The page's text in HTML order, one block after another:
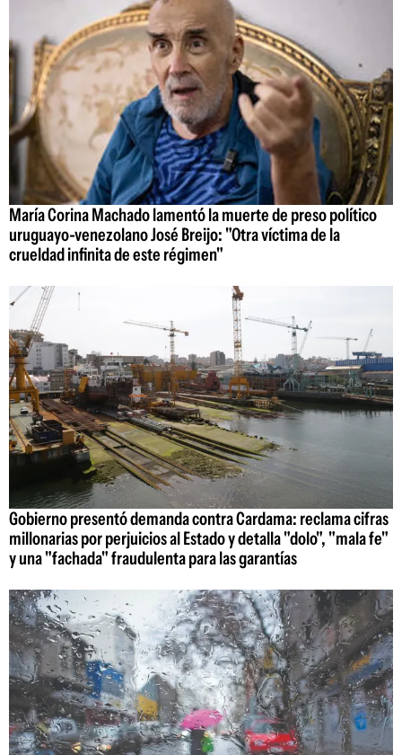
María Corina Machado lamentó la muerte de preso político
uruguayo-venezolano José Breijo: "Otra víctima de la
crueldad infinita de este régimen"
Gobierno presentó demanda contra Cardama: reclama cifras
millonarias por perjuicios al Estado y detalla "dolo", "mala fe"
y una "fachada" fraudulenta para las garantías